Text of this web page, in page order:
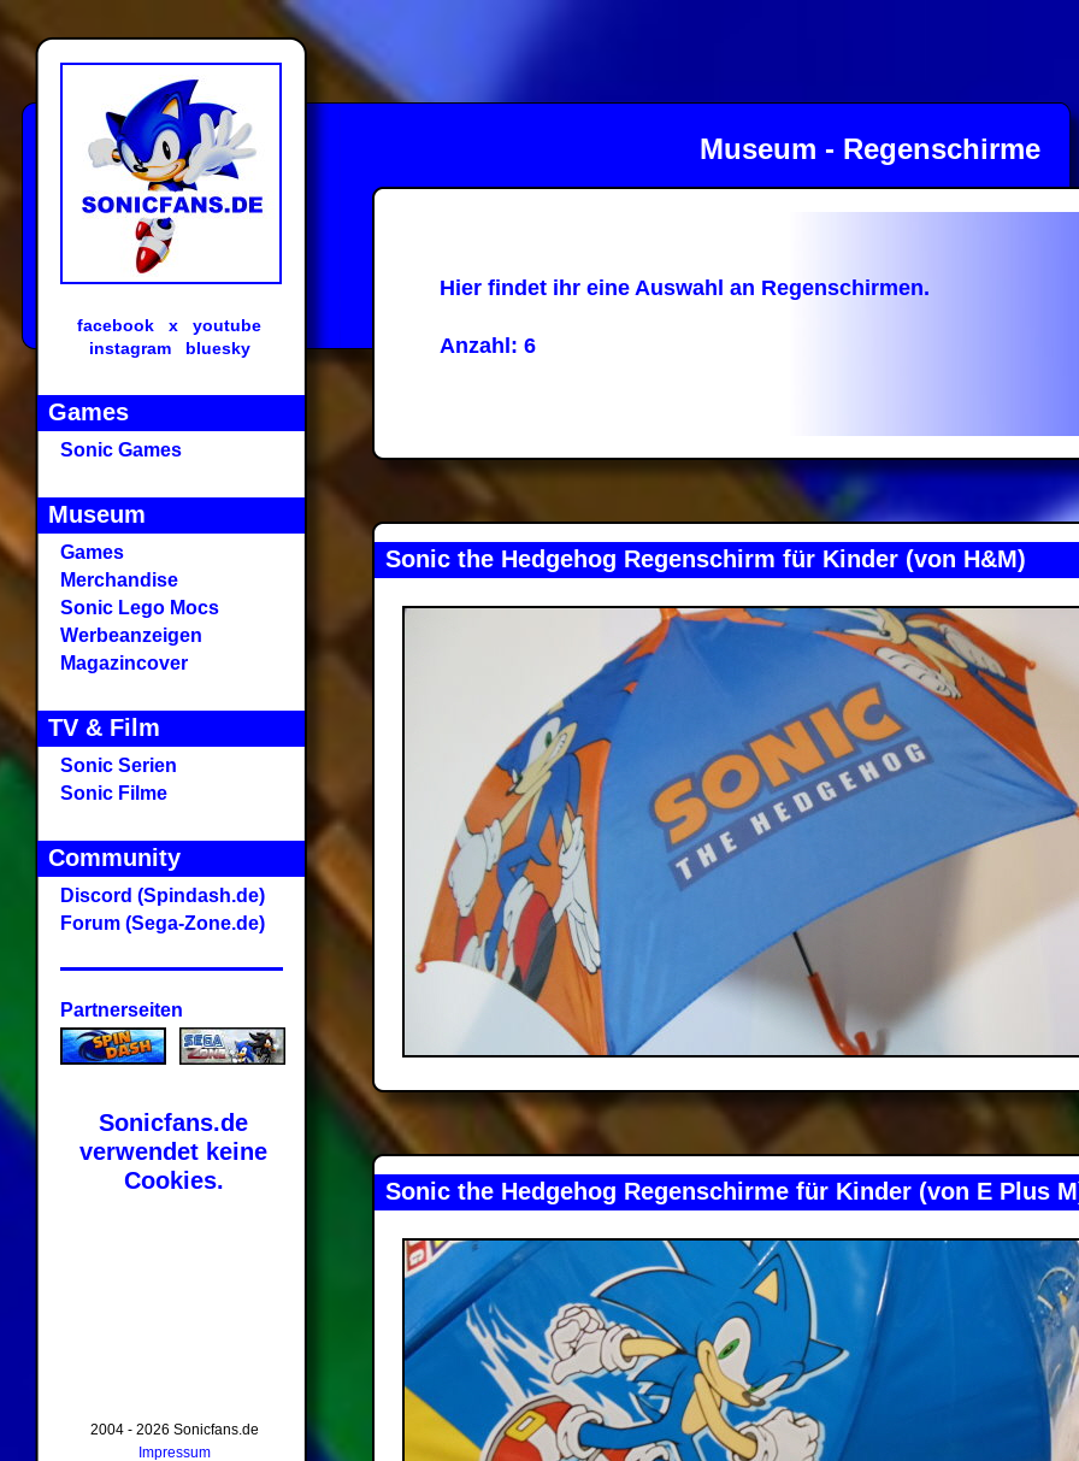
Museum - Regenschirme
Hier findet ihr eine Auswahl an Regenschirmen.
Anzahl: 6
Sonic the Hedgehog Regenschirm für Kinder (von H&M)
Sonic the Hedgehog Regenschirme für Kinder (von E Plus
Partnerseiten
2004 - 2026 Sonicfans.de
Impressum
Games
Museum
TV & Film
Community
Sonic Games
Games
Merchandise
Sonic Serien
Werbeanzeigen
Magazincover
Sonicfans.de
verwendet keine
Cookies.
Discord (Spindash.de)
facebook x
youtube
instagram
bluesky
Sonic Lego Mocs
Sonic Filme
Forum (Sega-Zone.de)